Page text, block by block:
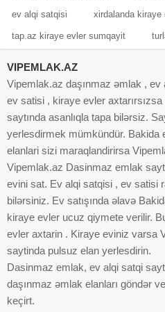
ev alqi satqisi xirdalanda kiraye
tap.az kiraye evler sumqayit
VIPEMLAK.AZ
Vipemlak.az daşınmaz əmlak , ev
ev satisi , kiraye evler
saytında asanlıqla tapa bilərsiz.
yerlesdirmek mümkündür. Bakida
elanlari sizi maraqlandirirsa
Vipemlak.az Dasinmaz emlak
evini sat. Ev alqi satqisi , ev satisi
bilərsiniz. Ev satışında əlavə
kiraye evler ucuz qiymete verilir.
evler axtarin . Kiraye eviniz varsa
saytinda pulsuz elan yerlesdirin.
Dasinmaz emlak, ev alqi satqi
daşınmaz əmlak elanları göndər
keçirt.